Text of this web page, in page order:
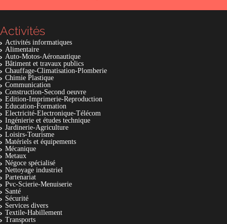
Activités
Activités informatiques
Alimentaire
Auto-Motos-Aéronautique
Bâtiment et travaux publics
Chauffage-Climatisation-Plomberie
Chimie Plastique
Communication
Construction-Second oeuvre
Edition-Imprimerie-Reproduction
Education-Formation
Electricité-Electronique-Télécom
Ingénierie et études technique
Jardinerie-Agriculture
Loisirs-Tourisme
Matériels et équipements
Mécanique
Metaux
Négoce spécialisé
Nettoyage industriel
Partenariat
Pvc-Scierie-Menuiserie
Santé
Sécurité
Services divers
Textile-Habillement
Transports